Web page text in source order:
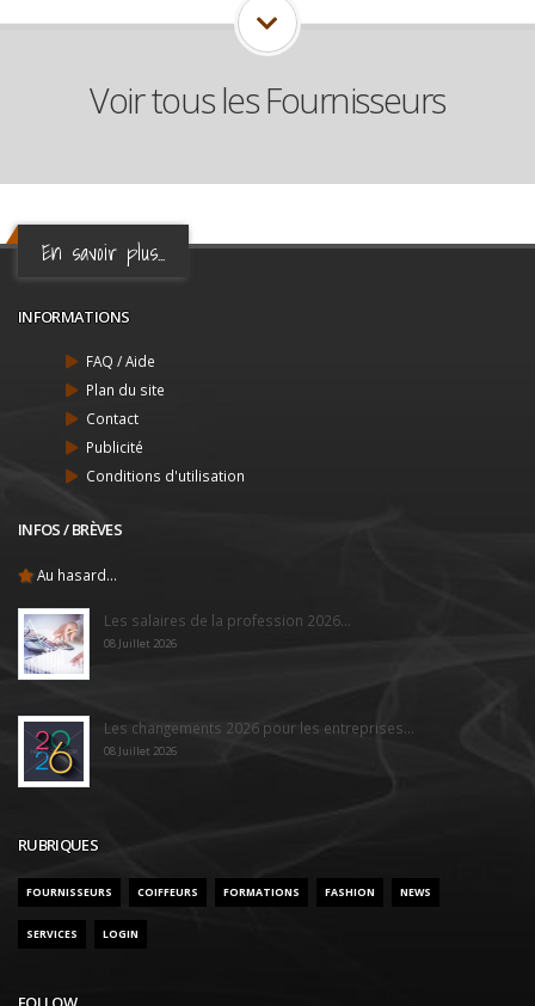
Voir tous les Fournisseurs
En savoir plus...
INFORMATIONS
FAQ / Aide
Plan du site
Contact
Publicité
Conditions d'utilisation
INFOS / BRÈVES
Au hasard...
Les salaires de la profession 2026...
08 Juillet 2026
Les changements 2026 pour les entreprises...
08 Juillet 2026
RUBRIQUES
FOURNISSEURS COIFFEURS FORMATIONS FASHION NEWS
SERVICES LOGIN